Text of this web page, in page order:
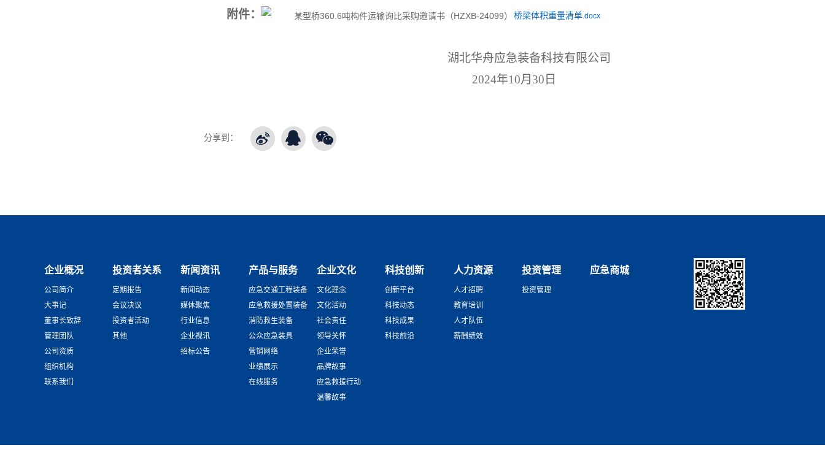
附件：
桥梁体积重量清单.docx
湖北华舟应急装备科技有限公司
2024年10月30日
分享到：
企业概况
公司简介
大事记
董事长致辞
管理团队
公司资质
组织机构
联系我们
投资者关系
定期报告
会议决议
投资者活动
其他
新闻资讯
新闻动态
媒体聚焦
行业信息
企业视讯
招标公告
产品与服务
应急交通工程装备
应急救援处置装备
消防救生装备
公众应急装具
营销网络
业绩展示
在线服务
企业文化
文化理念
文化活动
社会责任
领导关怀
企业荣誉
品牌故事
应急救援行动
温馨故事
科技创新
创新平台
科技动态
科技成果
科技前沿
人力资源
人才招聘
教育培训
人才队伍
薪酬绩效
投资管理
投资管理
应急商城